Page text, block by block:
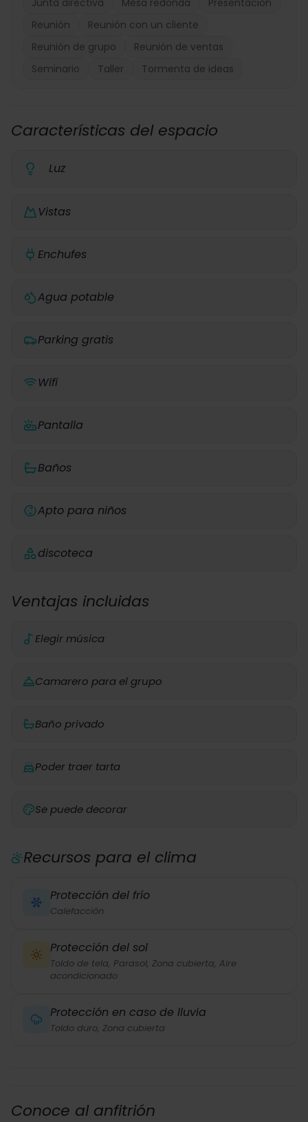
Junta directiva Mesa redonda
Presentación
Reunión
Reunión con un cliente
Reunión de grupo
Reunión de ventas
Seminario
Taller Tormenta de ideas
Características del espacio
Luz
Vistas
Enchufes
Agua potable
Parking gratis
Wifi
Pantalla
Baños
Apto para niños
discoteca
Ventajas incluidas
Elegir música
Camarero para el grupo
Baño privado
Poder traer tarta
Se puede decorar
Recursos para el clima
Protección del frío
Calefacción
Protección del sol
Toldo de tela, Parasol, Zona cubierta, Aire
acondicionado
Protección en caso de lluvia
Toldo duro, Zona cubierta
Conoce al anfitrión